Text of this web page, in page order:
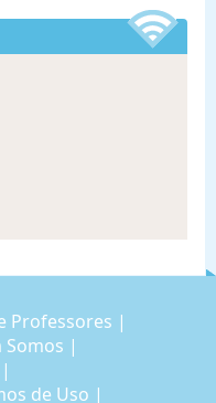
Professores |
Somos |
|
de Uso |